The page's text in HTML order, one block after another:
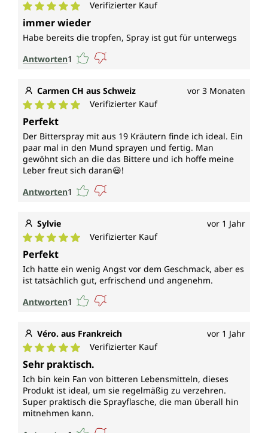
Durchschnittliche Bewertung von 5 von 5 Sternen
Verifizierter Kauf
immer wieder
Habe bereits die tropfen, Spray ist gut für unterwegs
Antworten1
Carmen CH aus Schweiz vor 3 Monaten
Durchschnittliche Bewertung von 5 von 5 Sternen
Verifizierter Kauf
Perfekt
Der Bitterspray mit aus 19 Kräutern finde ich ideal. Ein
paar mal in den Mund sprayen und fertig. Man
gewöhnt sich an die das Bittere und ich hoffe meine
Leber freut sich daran😃!
Antworten1
Sylvie vor 1 Jahr
Durchschnittliche Bewertung von 5 von 5 Sternen
Verifizierter Kauf
Perfekt
Ich hatte ein wenig Angst vor dem Geschmack, aber es
ist tatsächlich gut, erfrischend und angenehm.
Antworten1
Véro. aus Frankreich vor 1 Jahr
Durchschnittliche Bewertung von 5 von 5 Sternen
Verifizierter Kauf
Sehr praktisch.
Ich bin kein Fan von bitteren Lebensmitteln, dieses
Produkt ist ideal, um sie regelmäßig zu verzehren.
Super praktisch die Sprayflasche, die man überall hin
mitnehmen kann.